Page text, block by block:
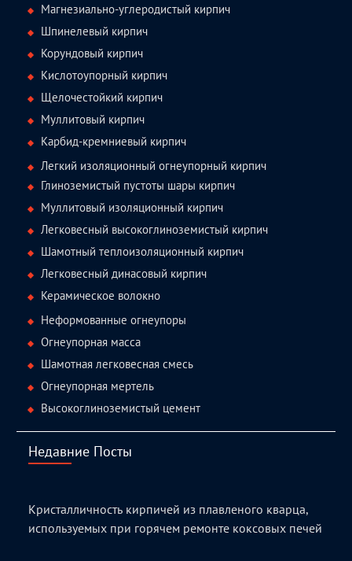
Магнезиально-углеродистый кирпич
Шпинелевый кирпич
Корундовый кирпич
Кислотоупорный кирпич
Щелочестойкий кирпич
Муллитовый кирпич
Карбид-кремниевый кирпич
Легкий изоляционный огнеупорный кирпич
Глиноземистый пустоты шары кирпич
Муллитовый изоляционный кирпич
Легковесный высокоглиноземистый кирпич
Шамотный теплоизоляционный кирпич
Легковесный динасовый кирпич
Керамическое волокно
Неформованные огнеупоры
Огнеупорная масса
Шамотная легковесная смесь
Огнеупорная мертель
Высокоглиноземистый цемент
Недавние Посты
Кристалличность кирпичей из плавленого кварца,
используемых при горячем ремонте коксовых печей